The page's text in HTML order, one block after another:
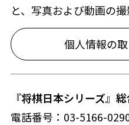
と、写真および動画の
個人情報の
『将棋日本シリーズ』
電話番号：03-5166-